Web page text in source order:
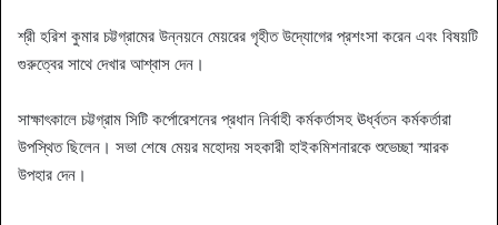
শ্রী হরিশ কুমার চট্টগ্রামের উন্নয়নে মেয়রের গৃহীত উদ্যোগের প্রশংসা করেন এবং বিষয়টি
গুরুত্বের সাথে দেখার আশ্বাস দেন।
সাক্ষাৎকালে চট্টগ্রাম সিটি কর্পোরেশনের প্রধান নির্বাহী কর্মকর্তাসহ ঊর্ধ্বতন কর্মকর্তারা
উপস্থিত ছিলেন। সভা শেষে মেয়র মহোদয় সহকারী হাইকমিশনারকে শুভেচ্ছা স্মারক
উপহার দেন।